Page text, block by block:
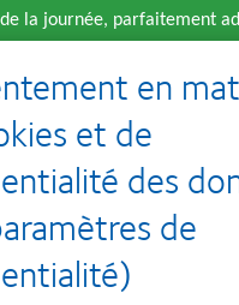
la journée, parfaitement
adaptations que pour les
demande via le
équipe vous contactera
en
et de
des
de